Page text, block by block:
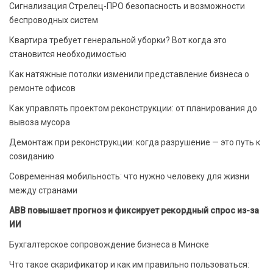
Сигнализация Стрелец-ПРО безопасность и возможности
беспроводных систем
Квартира требует генеральной уборки? Вот когда это
становится необходимостью
Как натяжные потолки изменили представление бизнеса о
ремонте офисов
Как управлять проектом реконструкции: от планирования до
вывоза мусора
Демонтаж при реконструкции: когда разрушение — это путь к
созиданию
Современная мобильность: что нужно человеку для жизни
между странами
ABB повышает прогноз и фиксирует рекордный спрос из-за
ИИ
Бухгалтерское сопровождение бизнеса в Минске
Что такое скарификатор и как им правильно пользоваться: